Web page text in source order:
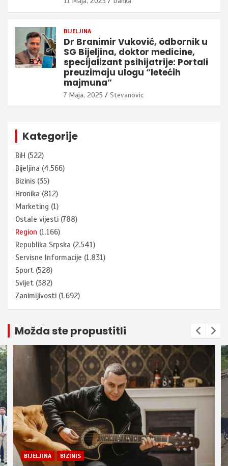
BIJELJINA
Dr Branimir Vuković, odbornik u
SG Bijeljina, doktor medicine,
specijalizant psihijatrije: Portali
preuzimaju ulogu “letećih
majmuna”
7 Maja, 2025 Stevanovic
Kategorije
BiH (522)
Bijeljina (4.566)
Bizinis (35)
Hronika (812)
Marketing (1)
Ostale vijesti (788)
Region (1.166)
Republika Srpska (2.541)
Servisne Informacije (1.831)
Sport (528)
Svijet (382)
Zanimljivosti (1.692)
Možda ste propustitli
BIJELJINA BIZINIS